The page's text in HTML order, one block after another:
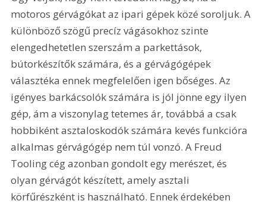
motoros gérvágókat az ipari gépek közé soroljuk. A
különböző szögű precíz vágásokhoz szinte
elengedhetetlen szerszám a parkettások,
bútorkészítők számára, és a gérvágógépek
választéka ennek megfelelően igen bőséges. Az
igényes barkácsolók számára is jól jönne egy ilyen
gép, ám a viszonylag tetemes ár, továbbá a csak
hobbiként asztaloskodók számára kevés funkcióra
alkalmas gérvágógép nem túl vonzó. A Freud
Tooling cég azonban gondolt egy merészet, és
olyan gérvágót készített, amely asztali
körfűrészként is használható. Ennek érdekében